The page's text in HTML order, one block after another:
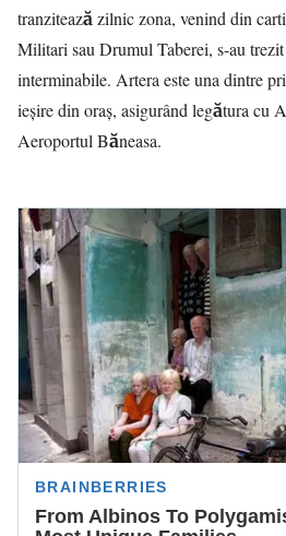
tranzitează zilnic zona, venind din
Militari sau Drumul Taberei, s-au
interminabile. Artera este una dintre
ieșire din oraș, asigurând legătura cu
Aeroportul Băneasa.